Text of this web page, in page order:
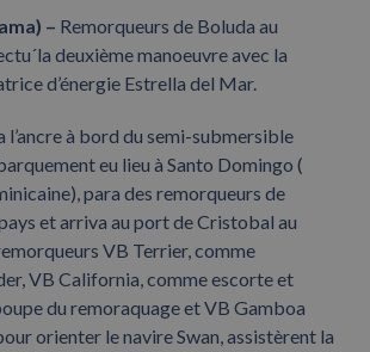
– Remorqueurs de Boluda au
deuxième manoeuvre avec la
d’énergie Estrella del Mar.
l’ancre à bord du semi-submersible
eu lieu à Santo Domingo (
para des remorqueurs de
et arriva au port de Cristobal au
VB Terrier, comme
VB California, comme escorte et
du remoraquage et VB Gamboa
orienter le navire Swan, assistèrent la